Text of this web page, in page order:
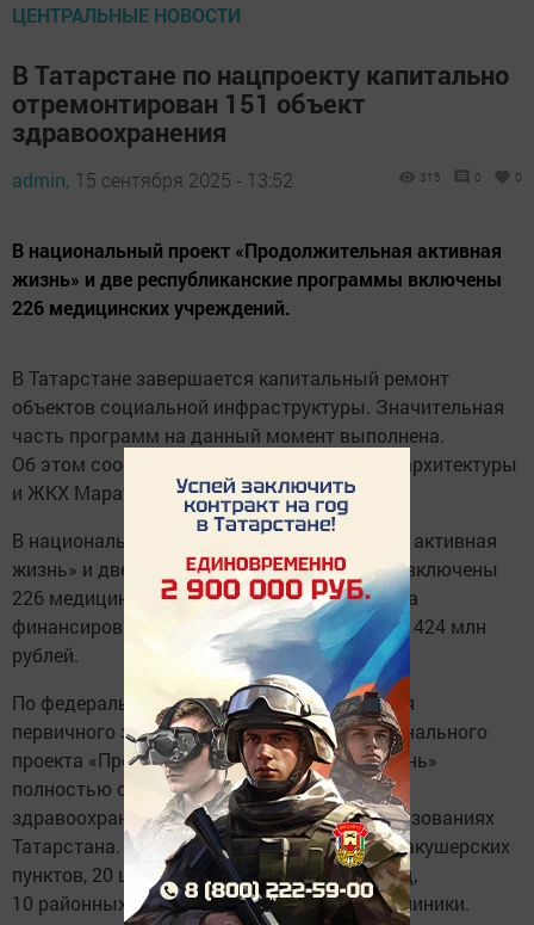
ЦЕНТРАЛЬНЫЕ НОВОСТИ
В Татарстане по нацпроекту капитально
отремонтирован 151 объект
здравоохранения
admin, 15 сентября 2025 - 13:52 315 0 0
В национальный проект «Продолжительная активная
жизнь» и две республиканские программы включены
226 медицинских учреждений.
В Татарстане завершается капитальный ремонт
объектов социальной инфраструктуры. Значительная
часть программ на данный момент выполнена.
Об этом сообщил министр строительства, архитектуры
и ЖКХ Марат Айзатуллин.
В национальный проект «Продолжительная активная
жизнь» и две республиканские программы включены
226 медицинских учреждений. Общая сумма
финансирования составляет свыше 3 млрд 424 млн
рублей.
По федеральной программе «Модернизация
первичного звена здравоохранения» национального
проекта «Продолжительная и активная жизнь»
полностью отремонтирован 151 объект
здравоохранения в 37 муниципальных образованиях
Татарстана. В том числе 117 фельдшерско-акушерских
пунктов, 20 центральных районных больниц,
10 районных поликлиник и 4 детские поликлиники.